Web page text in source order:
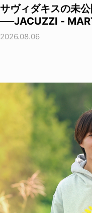
サヴィダキスの未
──JACUZZI -
2026.08.06